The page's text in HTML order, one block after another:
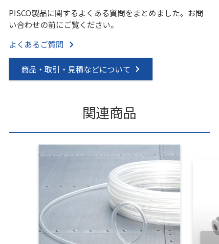
PISCO製品に関するよくある質問をまとめました。お問
い合わせの前にご覧ください。
よくあるご質問
商品・取引・見積などについて
関連商品